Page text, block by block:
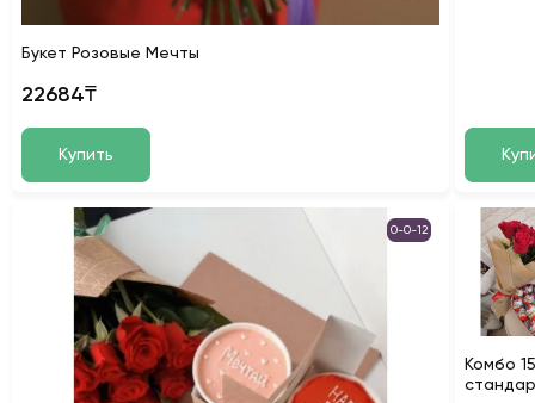
Букет Розовые Мечты
22684₸
Купить
0-0-12
Комбо